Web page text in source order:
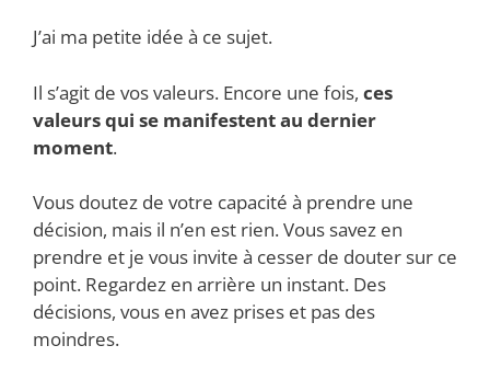
J’ai ma petite idée à ce sujet.
Il s’agit de vos valeurs. Encore une fois, ces
valeurs qui se manifestent au dernier
moment.
Vous doutez de votre capacité à prendre une
décision, mais il n’en est rien. Vous savez en
prendre et je vous invite à cesser de douter sur ce
point. Regardez en arrière un instant. Des
décisions, vous en avez prises et pas des
moindres.